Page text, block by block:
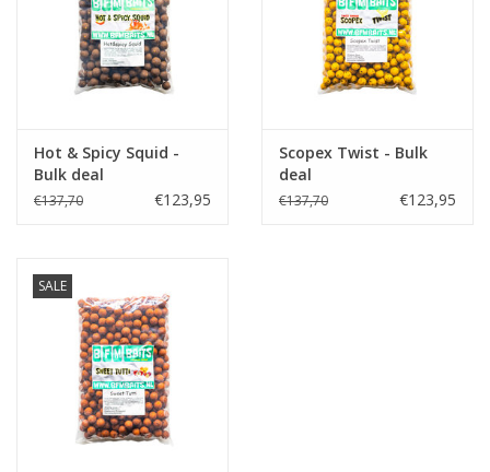
Hot & Spicy Squid -
Bulk deal
€137,70 €123,95
Scopex Twist - Bulk
deal
€137,70 €123,95
SALE